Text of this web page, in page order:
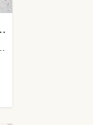
en Grana Padano